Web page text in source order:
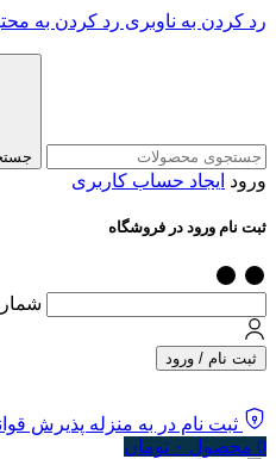
رد کردن به ناوبری رد کردن به
ورود ایجاد حساب کاربری
ثبت نام ورود در فروشگاه
ثبت نام / ورود
ثبت نام در به منزله پذیرش
0 محصول ۰ تومان